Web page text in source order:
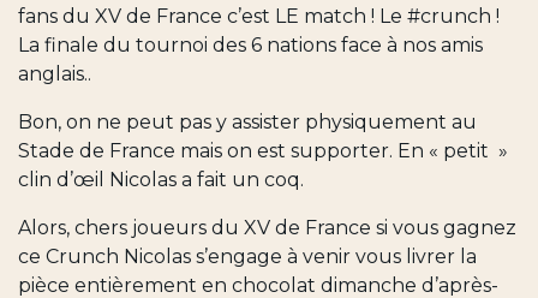
fans du XV de France c’est LE match ! Le #crunch !
La finale du tournoi des 6 nations face à nos amis
anglais..
Bon, on ne peut pas y assister physiquement au
Stade de France mais on est supporter. En « petit »
clin d’œil Nicolas a fait un coq.
Alors, chers joueurs du XV de France si vous gagnez
ce Crunch Nicolas s’engage à venir vous livrer la
pièce entièrement en chocolat dimanche d’après-